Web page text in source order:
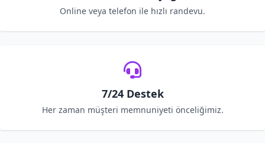
Online veya telefon ile hızlı randevu.
7/24 Destek
Her zaman müşteri memnuniyeti önceliğimiz.